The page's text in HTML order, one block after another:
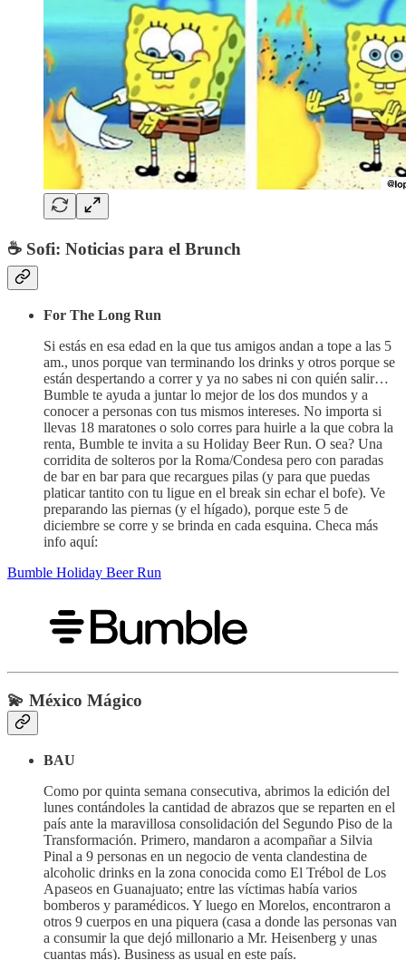
☕ Sofi: Noticias para el Brunch
For The Long Run
Si estás en esa edad en la que tus amigos andan a tope a las 5
am., unos porque van terminando los drinks y otros porque se
están despertando a correr y ya no sabes ni con quién salir…
Bumble te ayuda a juntar lo mejor de los dos mundos y a
conocer a personas con tus mismos intereses. No importa si
llevas 18 maratones o solo corres para huirle a la que cobra la
renta, Bumble te invita a su Holiday Beer Run. O sea? Una
corridita de solteros por la Roma/Condesa pero con paradas
de bar en bar para que recargues pilas (y para que puedas
platicar tantito con tu ligue en el break sin echar el bofe). Ve
preparando las piernas (y el hígado), porque este 5 de
diciembre se corre y se brinda en cada esquina. Checa más
info aquí:
Bumble Holiday Beer Run
💫 México Mágico
BAU
Como por quinta semana consecutiva, abrimos la edición del
lunes contándoles la cantidad de abrazos que se reparten en el
país ante la maravillosa consolidación del Segundo Piso de la
Transformación. Primero, mandaron a acompañar a Silvia
Pinal a 9 personas en un negocio de venta clandestina de
alcoholic drinks en la zona conocida como El Trébol de Los
Apaseos en Guanajuato; entre las víctimas había varios
bomberos y paramédicos. Y luego en Morelos, encontraron a
otros 9 cuerpos en una piquera (casa a donde las personas van
a consumir la que dejó millonario a Mr. Heisenberg y unas
cuantas más). Business as usual en este país.